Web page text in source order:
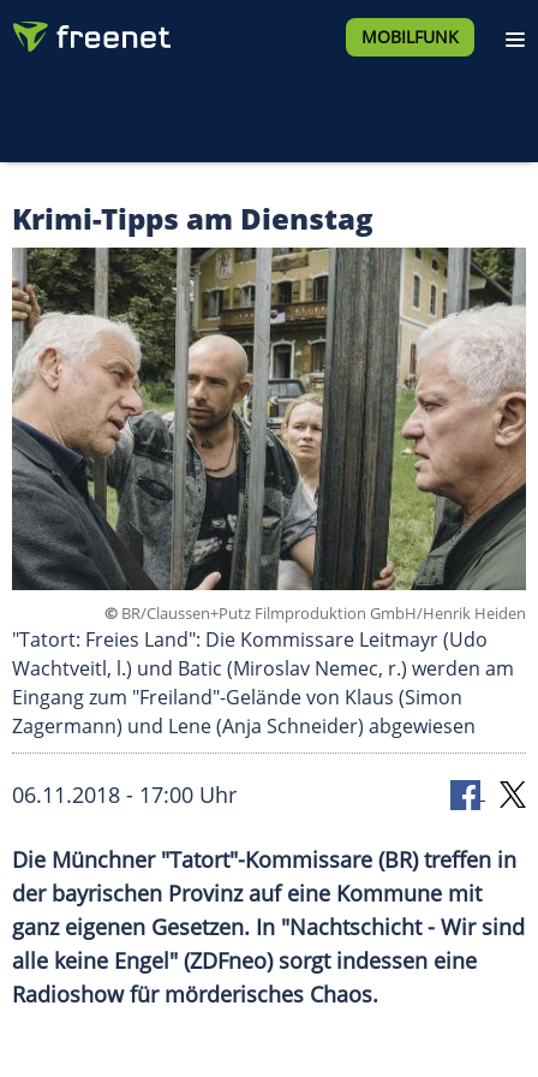
MOBILFUNK
Krimi-Tipps am Dienstag
© BR/Claussen+Putz Filmproduktion GmbH/Henrik Heiden
"Tatort: Freies Land": Die Kommissare Leitmayr (Udo
Wachtveitl, l.) und Batic (Miroslav Nemec, r.) werden am
Eingang zum "Freiland"-Gelände von Klaus (Simon
Zagermann) und Lene (Anja Schneider) abgewiesen
06.11.2018 - 17:00 Uhr
Die Münchner "Tatort"-Kommissare (BR) treffen in
der bayrischen Provinz auf eine Kommune mit
ganz eigenen Gesetzen. In "Nachtschicht- Wir sind
alle keine Engel" (ZDFneo) sorgt indessen eine
Radioshowfür mörderisches Chaos.